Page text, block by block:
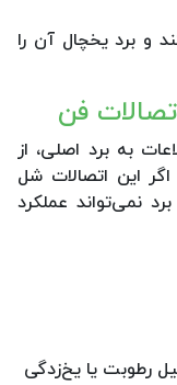
و برد یخچال آن را
به برد اصلی، از
این اتصالات شل
نمی‌تواند عملکرد
رطوبت یا یخ‌زدگی